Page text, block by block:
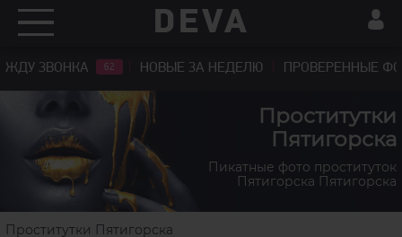
ЖДУ ЗВОНКА 62 НОВЫЕ ЗА НЕДЕЛЮ ПРОВЕРЕННЫЕ
Проститутки
Пятигорска
Пикатные фото проституток
Пятигорска Пятигорска
Проститутки Пятигорска